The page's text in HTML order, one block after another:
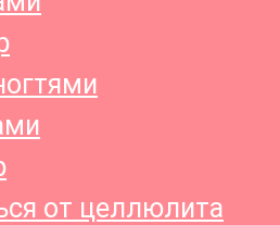
от целлюлита